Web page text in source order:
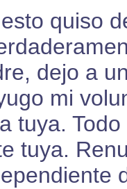
quiso
dejo a
mi
tuya.
tuya.